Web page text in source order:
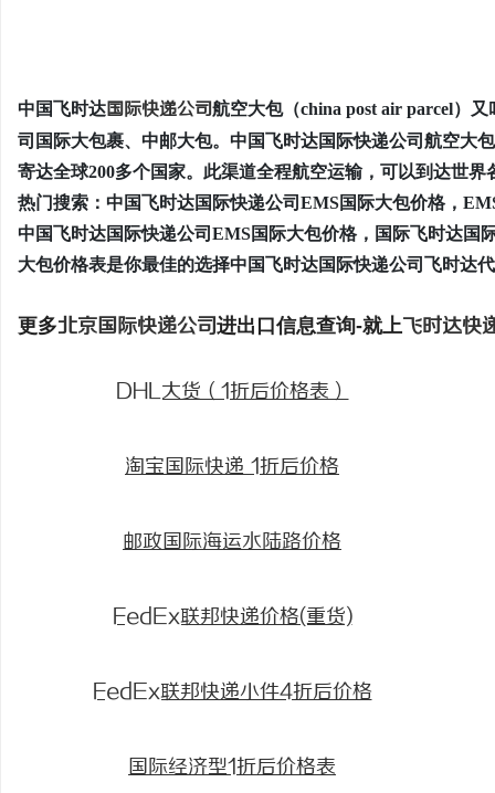
中国飞时达国际快递公司航空大包（china post air parcel）
司国际大包裹、中邮大包。中国飞时达国际快递公司航空大
寄达全球200多个国家。此渠道全程航空运输，可以到达世
热门搜索：中国飞时达国际快递公司EMS国际大包价格，
中国飞时达国际快递公司EMS国际大包价格，国际飞时达国
大包价格表是你最佳的选择中国飞时达国际快递公司飞时达代
更多北京国际快递公司进出口信息查询-就上飞时达快
DHL大货（1折后价格表）
淘宝国际快递 1折后价格
邮政国际海运水陆路价格
FedEx联邦快递价格(重货)
FedEx联邦快递小件4折后价格
国际经济型1折后价格表